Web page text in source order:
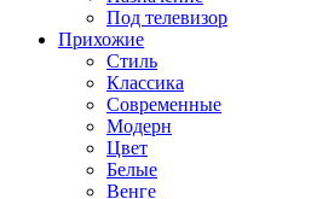
Под телевизор
Прихожие
Стиль
Классика
Современные
Модерн
Цвет
Белые
Венге